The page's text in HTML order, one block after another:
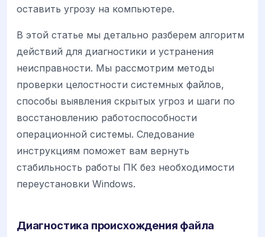
оставить угрозу на компьютере.
В этой статье мы детально разберем алгоритм
действий для диагностики и устранения
неисправности. Мы рассмотрим методы
проверки целостности системных файлов,
способы выявления скрытых угроз и шаги по
восстановлению работоспособности
операционной системы. Следование
инструкциям поможет вам вернуть
стабильность работы ПК без необходимости
переустановки Windows.
Диагностика происхождения файла